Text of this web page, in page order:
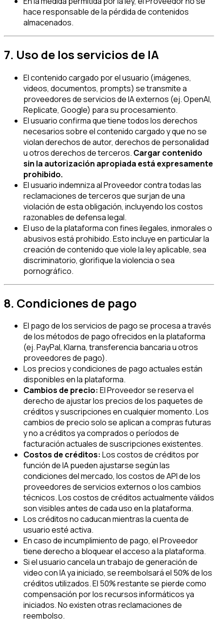
hace responsable de la pérdida de contenidos
almacenados.
7. Uso de los servicios de IA
El contenido cargado por el usuario (imágenes,
videos, documentos, prompts) se transmite a
proveedores de servicios de IA externos (ej. OpenAI,
Replicate, Google) para su procesamiento.
El usuario confirma que tiene todos los derechos
necesarios sobre el contenido cargado y que no se
violan derechos de autor, derechos de personalidad
u otros derechos de terceros. Cargar contenido
sin la autorización apropiada está expresamente
prohibido.
El usuario indemniza al Proveedor contra todas las
reclamaciones de terceros que surjan de una
violación de esta obligación, incluyendo los costos
razonables de defensa legal.
El uso de la plataforma con fines ilegales, inmorales o
abusivos está prohibido. Esto incluye en particular la
creación de contenido que viole la ley aplicable, sea
discriminatorio, glorifique la violencia o sea
pornográfico.
8. Condiciones de pago
El pago de los servicios de pago se procesa a través
de los métodos de pago ofrecidos en la plataforma
(ej. PayPal, Klarna, transferencia bancaria u otros
proveedores de pago).
Los precios y condiciones de pago actuales están
disponibles en la plataforma.
Cambios de precio: El Proveedor se reserva el
derecho de ajustar los precios de los paquetes de
créditos y suscripciones en cualquier momento. Los
cambios de precio solo se aplican a compras futuras
y no a créditos ya comprados o períodos de
facturación actuales de suscripciones existentes.
Costos de créditos: Los costos de créditos por
función de IA pueden ajustarse según las
condiciones del mercado, los costos de API de los
proveedores de servicios externos o los cambios
técnicos. Los costos de créditos actualmente válidos
son visibles antes de cada uso en la plataforma.
Los créditos no caducan mientras la cuenta de
usuario esté activa.
En caso de incumplimiento de pago, el Proveedor
tiene derecho a bloquear el acceso a la plataforma.
Si el usuario cancela un trabajo de generación de
video con IA ya iniciado, se reembolsará el 50% de los
créditos utilizados. El 50% restante se pierde como
compensación por los recursos informáticos ya
iniciados. No existen otras reclamaciones de
reembolso.